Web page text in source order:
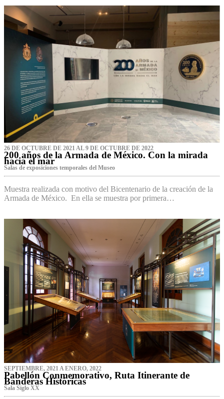
26 DE OCTUBRE DE 2021 AL 9 DE OCTUBRE DE 2022
200 años de la Armada de México. Con la mirada
hacia el mar
Salas de exposiciones temporales del Museo‌
Muestra realizada con motivo del Bicentenario de la creación de la
Armada de México. En ella se muestra por primera…
SEPTIEMBRE, 2021 A ENERO, 2022
Pabellón Conmemorativo, Ruta Itinerante de
Banderas Históricas
Sala Siglo XX